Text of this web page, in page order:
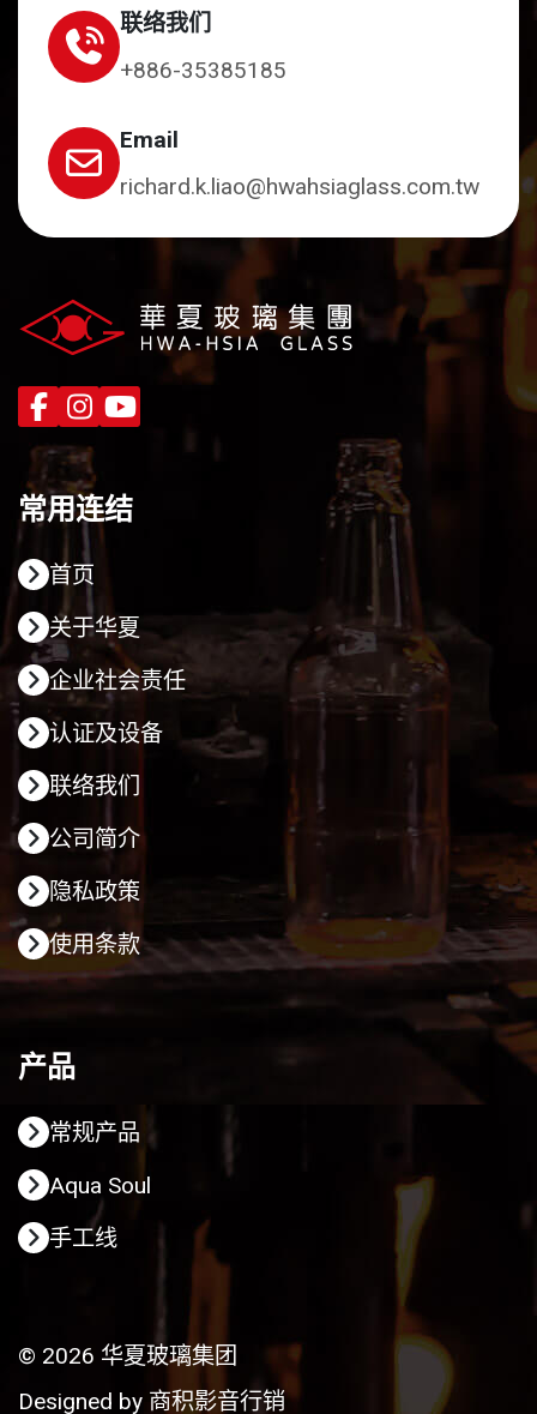
联络我们
+886-35385185
Email
richard.k.liao@hwahsiaglass.com.tw
常用连结
首页
关于华夏
企业社会责任
认证及设备
联络我们
公司简介
隐私政策
使用条款
产品
常规产品
Aqua Soul
手工线
© 2026 华夏玻璃集团
Designed by 商积影音行销